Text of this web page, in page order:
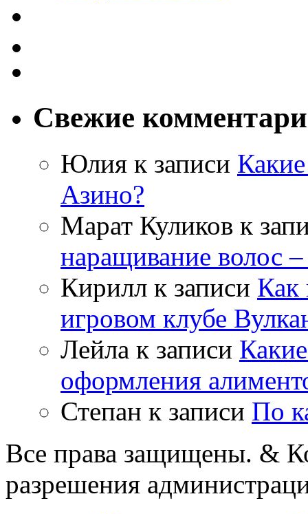
Свежие
Юлия к записи
Азино?
Марат Куликов к
наращивание волос
Кирилл к записи Как
игровом клубе
Лейла к записи
оформления
Степан к записи По
Все права защищены. &
разрешения